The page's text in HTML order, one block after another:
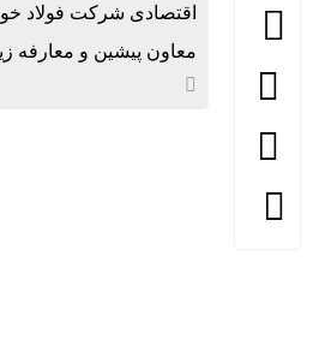
اقتصادی شرکت فولاد
معاون پیشین و معارفه